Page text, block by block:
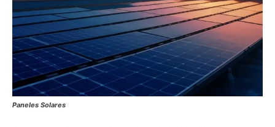
Paneles Solares